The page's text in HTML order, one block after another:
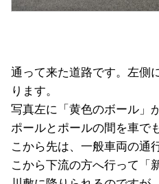
通って来た道路です。左側
ります。
写真左に「黄色のボール」
ポールとポールの間を車で
こから先は、一般車両の通
こから下流の方へ行って「